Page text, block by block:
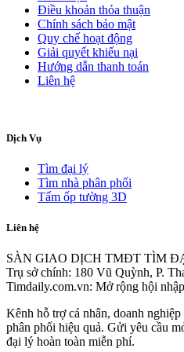
Điều khoản thỏa thuận
Chính sách bảo mật
Quy chế hoạt động
Giải quyết khiếu nại
Hướng dẫn thanh toán
Liên hệ
Dịch Vụ
Tìm đại lý
Tìm nhà phân phối
Tấm ốp tường 3D
Liên hệ
SÀN GIAO DỊCH TMĐT TÌM
Trụ sở chính: 180 Vũ Quỳnh, P.
Timdaily.com.vn: Mở rộng hội
Kênh hỗ trợ cá nhân, doanh
phân phối hiệu quả. Gửi yêu cầu
đại lý hoàn toàn miễn phí.